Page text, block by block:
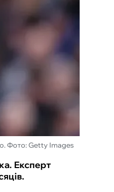
Фото: Getty Images
Експерт